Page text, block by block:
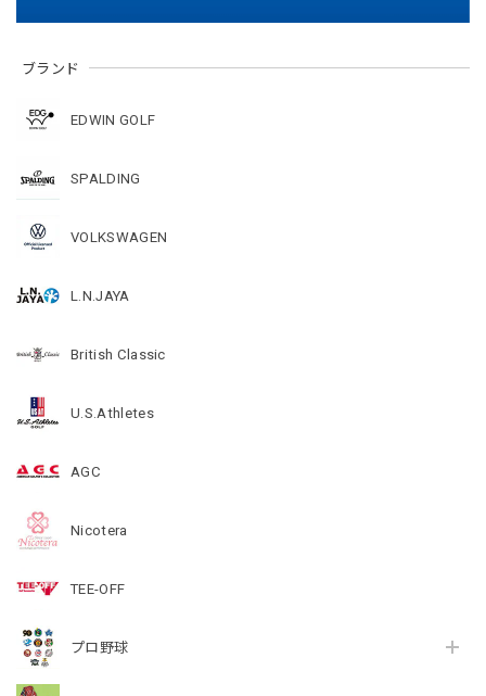
ブランド
EDWIN GOLF
SPALDING
VOLKSWAGEN
L.N.JAYA
British Classic
U.S.Athletes
AGC
Nicotera
TEE-OFF
プロ野球